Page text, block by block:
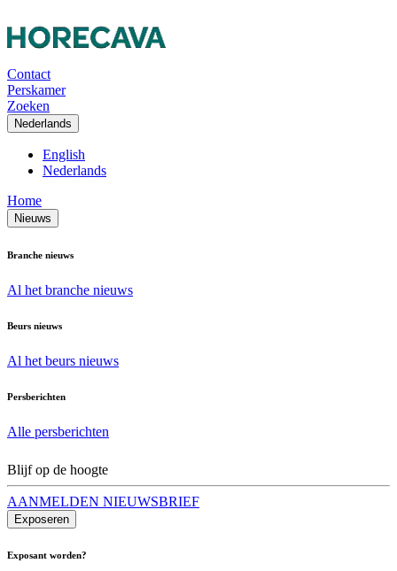
Contact
Perskamer
Zoeken
Nederlands
English
Nederlands
Home
Nieuws
Branche nieuws
Al het branche nieuws
Beurs nieuws
Al het beurs nieuws
Persberichten
Alle persberichten
Blijf op de hoogte
AANMELDEN NIEUWSBRIEF
Exposeren
Exposant worden?